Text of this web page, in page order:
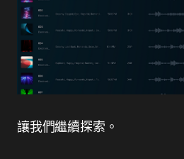
讓我們繼續探索。